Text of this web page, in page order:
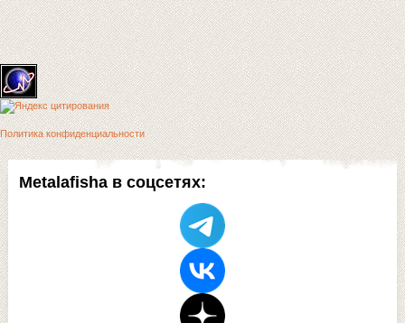
Metalafisha в соцсетях:
Политика конфиденциальности